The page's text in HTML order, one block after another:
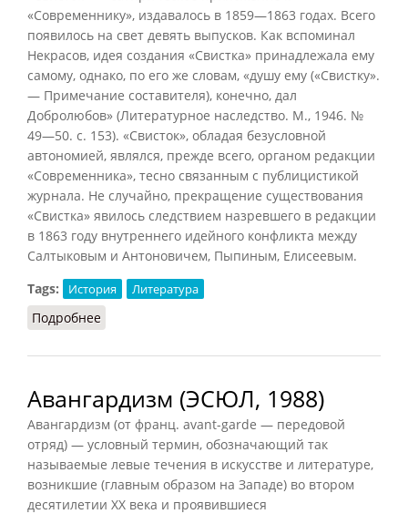
«Современнику», издавалось в 1859—1863 годах. Всего
появилось на свет девять выпусков. Как вспоминал
Некрасов, идея создания «Свистка» принадлежала ему
самому, однако, по его же словам, «душу ему («Свистку».
— Примечание составителя), конечно, дал
Добролюбов» (Литературное наследство. М., 1946. №
49—50. с. 153). «Свисток», обладая безусловной
автономией, являлся, прежде всего, органом редакции
«Современника», тесно связанным с публицистикой
журнала. Не случайно, прекращение существования
«Свистка» явилось следствием назревшего в редакции
в 1863 году внутреннего идейного конфликта между
Салтыковым и Антоновичем, Пыпиным, Елисеевым.
Tags:
История Литература
Подробнее
Авангардизм (ЭСЮЛ, 1988)
Авангардизм (от франц. avant-garde — передовой
отряд) — условный термин, обозначающий так
называемые левые течения в искусстве и литературе,
возникшие (главным образом на Западе) во втором
десятилетии XX века и проявившиеся